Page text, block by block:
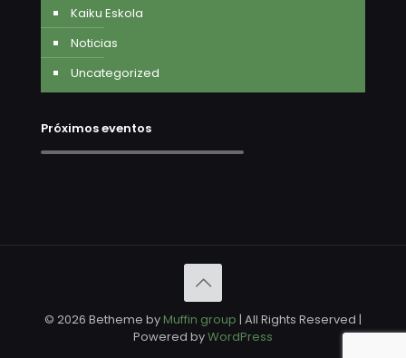
Kaiku Eskola
Noticias
Uncategorized
Próximos eventos
© 2026 Betheme by Muffin group | All Rights Reserved |
Powered byWordPress